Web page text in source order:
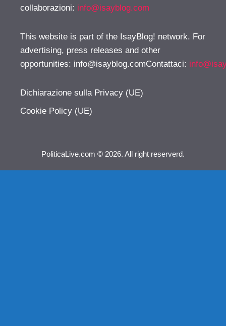
collaborazioni: info@isayblog.com
This website is part of the IsayBlog! network. For
advertising, press releases and other
opportunities: info@isayblog.comContattaci:
Dichiarazione sulla Privacy (UE)
Cookie Policy (UE)
PoliticaLive.com © 2026. All right reserverd.